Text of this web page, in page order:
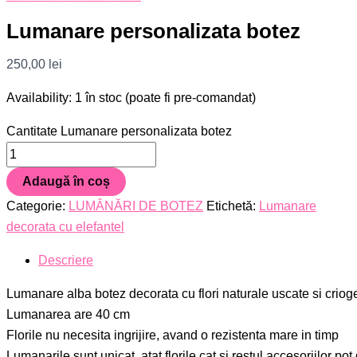
Lumanare personalizata botez
250,00 lei
Availability: 1 în stoc (poate fi pre-comandat)
Cantitate Lumanare personalizata botez
Adaugă în coș
Categorie: LUMÂNĂRI DE BOTEZ Etichetă: Lumanare
decorata cu elefantel
Descriere
Lumanare alba botez decorata cu flori naturale uscate si
Lumanarea are 40 cm
Florile nu necesita ingrijire, avand o rezistenta mare in timp